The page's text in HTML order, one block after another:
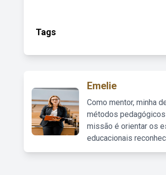
Tags
Emelie
Como mentor, minha
métodos
missão é orientar os
educacionais